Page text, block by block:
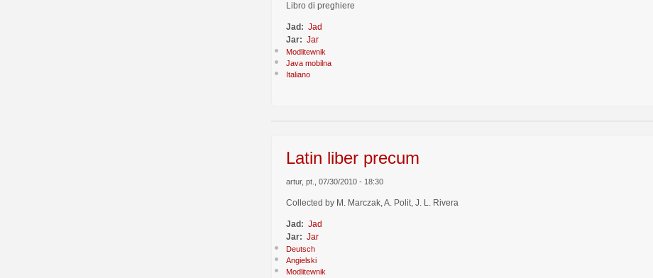
Libro di preghiere
Jad: Jad
Jar: Jar
Modlitewnik
Java mobilna
Italiano
Latin liber precum
artur, pt., 07/30/2010 - 18:30
Collected by M. Marczak, A. Polit, J. L. Rivera
Jad: Jad
Jar: Jar
Deutsch
Angielski
Modlitewnik